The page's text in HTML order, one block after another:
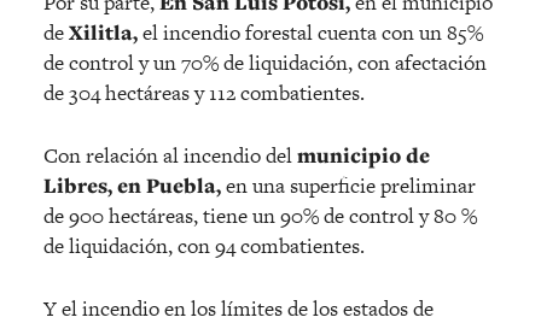
deXilitla,el incendio forestal cuenta con un 85%
de control y un 70% de liquidación, con afectación
de 304 hectáreas y 112 combatientes.
Con relación al incendio delmunicipio de
Libres, en Puebla,en una superficie preliminar
de 900 hectáreas, tiene un 90% de control y 80 %
de liquidación, con 94 combatientes.
Y el incendio en los límites de los estados de